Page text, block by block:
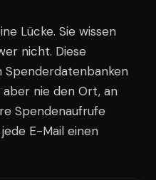
Lücke. Sie wissen
nicht. Diese
Spenderdatenbanken
nie den Ort, an
Spendenaufrufe
E-Mail einen